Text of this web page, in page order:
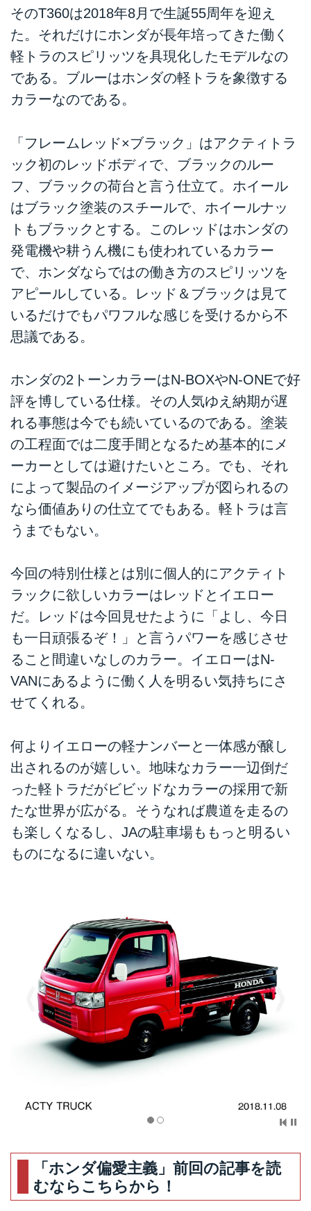
そのT360は2018年8月で生誕55周年を迎え
た。それだけにホンダが長年培ってきた働く
軽トラのスピリッツを具現化したモデルなの
である。ブルーはホンダの軽トラを象徴する
カラーなのである。
「フレームレッド×ブラック」はアクティトラ
ック初のレッドボディで、ブラックのルー
フ、ブラックの荷台と言う仕立て。ホイール
はブラック塗装のスチールで、ホイールナッ
トもブラックとする。このレッドはホンダの
発電機や耕うん機にも使われているカラー
で、ホンダならではの働き方のスピリッツを
アピールしている。レッド＆ブラックは見て
いるだけでもパワフルな感じを受けるから不
思議である。
ホンダの2トーンカラーはN-BOXやN-ONEで好
評を博している仕様。その人気ゆえ納期が遅
れる事態は今でも続いているのである。塗装
の工程面では二度手間となるため基本的にメ
ーカーとしては避けたいところ。でも、それ
によって製品のイメージアップが図られるの
なら価値ありの仕立てでもある。軽トラは言
うまでもない。
今回の特別仕様とは別に個人的にアクティト
ラックに欲しいカラーはレッドとイエロー
だ。レッドは今回見せたように「よし、今日
も一日頑張るぞ！」と言うパワーを感じさせ
ること間違いなしのカラー。イエローはN-
VANにあるように働く人を明るい気持ちにさ
せてくれる。
何よりイエローの軽ナンバーと一体感が醸し
出されるのが嬉しい。地味なカラー一辺倒だ
った軽トラだがビビッドなカラーの採用で新
たな世界が広がる。そうなれば農道を走るの
も楽しくなるし、JAの駐車場ももっと明るい
ものになるに違いない。
「ホンダ偏愛主義」前回の記事を読
むならこちらから！